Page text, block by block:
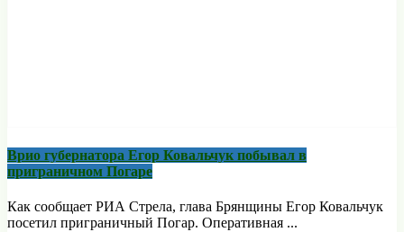
Врио губернатора Егор Ковальчук побывал в
приграничном Погаре
Как сообщает РИА Стрела, глава Брянщины Егор Ковальчук
посетил приграничный Погар. Оперативная ...